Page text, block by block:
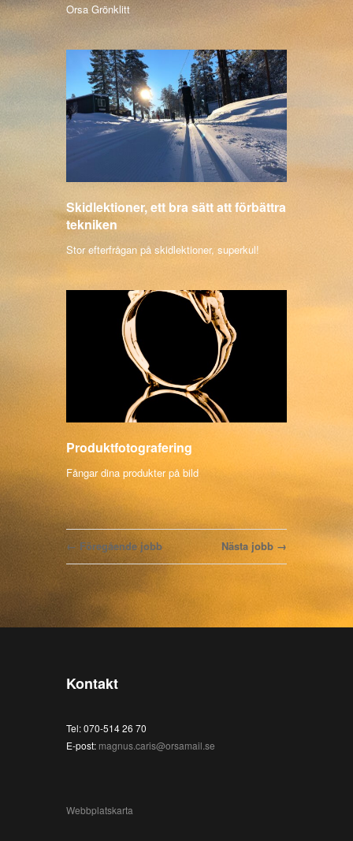
Orsa Grönklitt
Skidlektioner, ett bra sätt att förbättra
tekniken
Stor efterfrågan på skidlektioner, superkul!
Produktfotografering
Fångar dina produkter på bild
← Föregående jobb Nästa jobb →
Kontakt
Tel: 070-514 26 70
E-post: magnus.caris@orsamail.se
Webbplatskarta